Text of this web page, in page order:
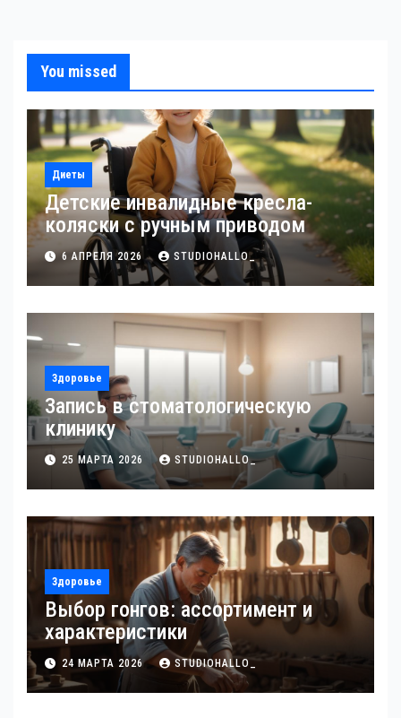
You missed
Диеты
Детские инвалидные кресла-
коляски с ручным приводом
6 АПРЕЛЯ 2026 STUDIOHALLO_
Здоровье
Запись в стоматологическую
клинику
25 МАРТА 2026 STUDIOHALLO_
Здоровье
Выбор гонгов: ассортимент и
характеристики
24 МАРТА 2026 STUDIOHALLO_